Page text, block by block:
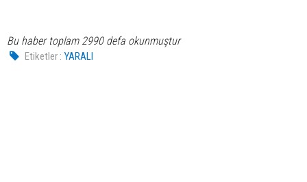
Bu haber toplam 2990 defa okunmuştur
Etiketler : YARALI